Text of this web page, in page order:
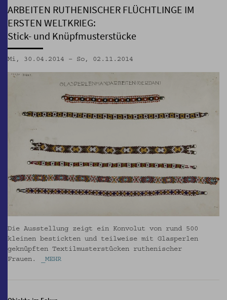
ARBEITEN RUTHENISCHER FLÜCHTLINGE IM
ERSTEN WELTKRIEG:
Stick- und Knüpfmusterstücke
Mi, 30.04.2014 – So, 02.11.2014
Die Ausstellung zeigt ein Konvolut von rund 500
kleinen bestickten und teilweise mit Glasperlen
geknüpften Textilmusterstücken ruthenischer
Frauen.
_MEHR